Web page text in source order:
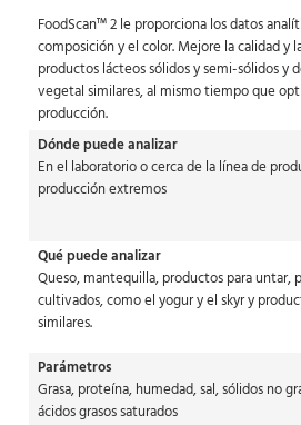
FoodScan™ 2 le proporciona los datos
composición y el color. Mejore la calidad y
productos lácteos sólidos y semi-sólidos y
vegetal similares, al mismo tiempo que
producción.
Dónde puede analizar
En el laboratorio o cerca de la línea de
producción extremos
Qué puede analizar
Queso, mantequilla, productos para untar,
cultivados, como el yogur y el skyr y
similares.
Parámetros
Grasa, proteína, humedad, sal, sólidos no
ácidos grasos saturados